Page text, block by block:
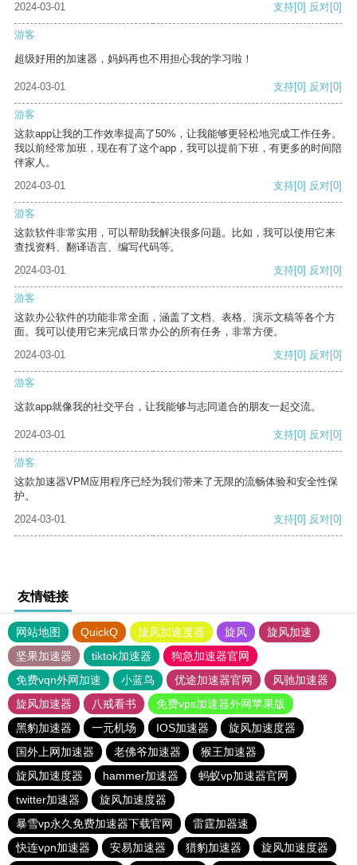
2024-03-01 支持[0] 反对[0]
游客
超级好用的加速器，妈妈再也不用担心我的学习啦！
2024-03-01 支持[0] 反对[0]
游客
这款app让我的工作效率提高了50%，让我能够更轻松地完成工作任务。
我以前经常加班，现在有了这个app，我可以提前下班，有更多的时间陪
伴家人。
2024-03-01
支持[0] 反对[0]
游客
这款软件非常实用，可以帮助我解决很多问题。比如，我可以使用它来
查找资料、翻译语言、编写代码等。
2024-03-01
支持[0] 反对[0]
游客
这款办公软件的功能非常全面，涵盖了文档、表格、演示文稿等各个方
面。我可以使用它来完成日常办公的所有任务，非常方便。
2024-03-01
支持[0] 反对[0]
游客
这款app就像我的社交平台，让我能够与志同道合的朋友一起交流。
2024-03-01 支持[0] 反对[0]
游客
这款加速器VPM应用程序已经为我们带来了无限的流畅体验和安全性保
护。
2024-03-01
支持[0] 反对[0]
友情链接
网站地图 QuickQ 旋风加速度器 旋风
旋风加速
坚果加速器
tiktok加速器
狗急加速器官网
免费vqn外网加速
小蓝鸟 优途加速器官网
风驰加速器
旋风加速器
八戒看书
免费vps加速器外网苹果版
黑豹加速器
一元机场 IOS加速器
旋风加速度器
国外上网加速器
老佛爷加速器
猴王加速器
旋风加速度器
hammer加速器
蚂蚁vp加速器官网
twitter加速器
旋风加速度器
暴雪vp永久免费加速器下载官网
雷霆加器速
快连vρn加速器
安易加速器 猎豹加速器 旋风加速度器